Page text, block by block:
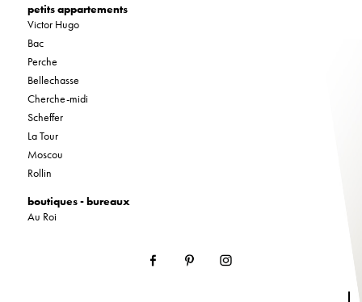
petits appartements
Victor Hugo
Bac
Perche
Bellechasse
Cherche-midi
Scheffer
La Tour
Moscou
Rollin
boutiques - bureaux
Au Roi